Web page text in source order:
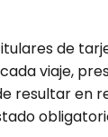
de
viaje,
resultar en